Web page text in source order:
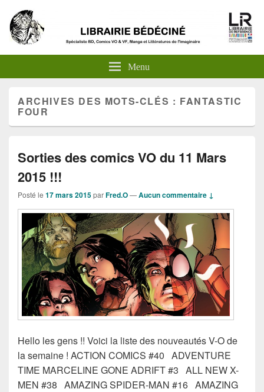
Menu
ARCHIVES DES MOTS-CLÉS : FANTASTIC
FOUR
Sorties des comics VO du 11 Mars
2015 !!!
Posté le 17 mars 2015parFred.O—Aucun commentaire ↓
Hello les gens !! Voici la liste des nouveautés V-O de
la semaine ! ACTION COMICS #40 ADVENTURE
TIME MARCELINE GONE ADRIFT #3 ALL NEW X-
MEN #38 AMAZING SPIDER-MAN #16 AMAZING